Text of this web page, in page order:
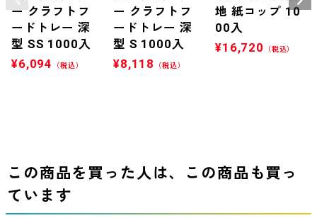
ー クラフトフ
ードトレー 深
型 SS 1000入
¥6,094 （税込）
ー クラフトフ
ードトレー 深
型 S 1000入
¥8,118 （税込）
地 紙コップ 10
00入
¥16,720 （税込）
この商品を買った人は、この商品も買っ
ています